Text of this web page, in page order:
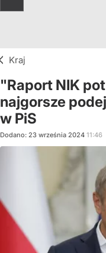
Kraj
"Raport NIK
najgorsze
w PiS
Dodano: 23 września 2024 11:46